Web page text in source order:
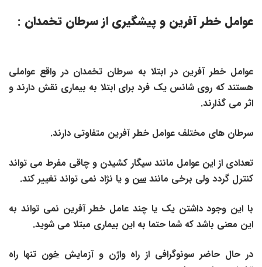
عوامل خطر آفرین و پیشگیری از سرطان تخمدان :
عوامل خطر آفرین در ابتلا به سرطان تخمدان در واقع عواملی
هستند که روی شانس یک فرد برای ابتلا به بیماری نقش دارند و
اثر می گذارند.
سرطان های مختلف عوامل خطر آفرین متفاوتی دارند.
تعدادی از این عوامل مانند سیگار کشیدن و چاقی مفرط می تواند
کنترل گردد ولی برخی مانند سن و یا نژاد نمی تواند تغییر کند.
با این وجود داشتن یک یا چند عامل خطر آفرین نمی تواند به
این معنی باشد که شما حتما به این بیماری مبتلا می شوید.
در حال حاضر سونوگرافی از راه واژن و آزمایشخون تنها راه